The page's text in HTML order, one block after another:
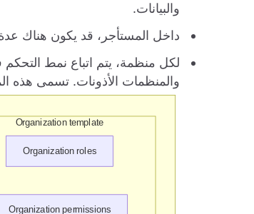
والبيانات.
داخل المستأجر، قد يكون هناك
والمنظمات الأذونات. تسمى هذه